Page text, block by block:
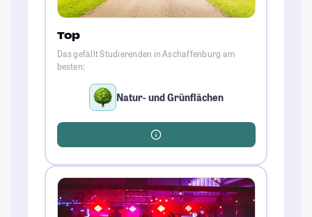
Top
Das gefällt Studierenden in Aschaffenburg am
besten:
Natur- und Grünflächen